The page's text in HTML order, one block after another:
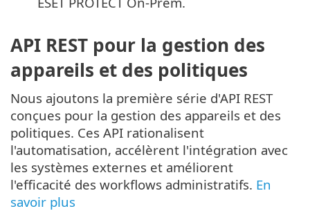
API REST pour la gestion des
appareils et des politiques
Nous ajoutons la première série d'API REST
conçues pour la gestion des appareils et des
politiques. Ces API rationalisent
l'automatisation, accélèrent l'intégration avec
les systèmes externes et améliorent
l'efficacité des workflows administratifs. En
savoir plus